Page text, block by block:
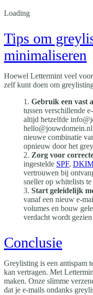
Loading
Tips om
minimaliseren
Hoewel Lettermint veel
zelf kunt doen om
Gebruik een vast
tussen verschillende
altijd hetzelfde
nieuwe combinatie
opnieuw door het
Zorg voor
ingestelde SPF,
vertrouwen bij
sneller op whitelists
Start geleidelijk
vanaf een nieuw e-
volumes en bouw
verdacht wordt
Conclusie
Greylisting is een antispam
kan vertragen. Met
maken. Onze slimme
dat je e-mails ondanks